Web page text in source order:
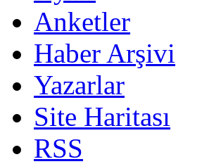
Anketler
Haber Arşivi
Yazarlar
Site Haritası
RSS